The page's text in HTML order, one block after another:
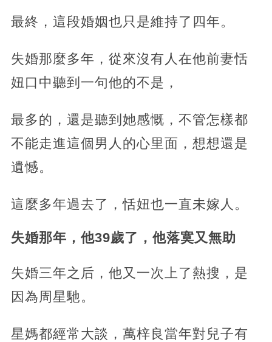
最終，這段婚姻也只是維持了四年。
失婚那麼多年，從來沒有人在他前妻恬
妞口中聽到一句他的不是，
最多的，還是聽到她感慨，不管怎樣都
不能走進這個男人的心里面，想想還是
遺憾。
這麼多年過去了，恬妞也一直未嫁人。
失婚那年，他39歲了，他落寞又無助
失婚三年之后，他又一次上了熱搜，是
因為周星馳。
星媽都經常大談，萬梓良當年對兒子有